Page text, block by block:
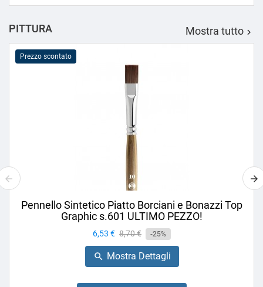
base
PITTURA Mostra tutto 
Prezzo scontato
Pennello Sintetico Piatto Borciani e Bonazzi Top
Graphic s.601 ULTIMO PEZZO!
Prezzo
6,53 € Prezzo
base
8,70 € -25%
 Mostra Dettagli